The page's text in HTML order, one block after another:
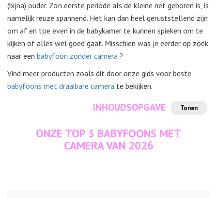
(bijna) ouder. Zo’n eerste periode als de kleine net geboren is, is
namelijk reuze spannend. Het kan dan heel geruststellend zijn
om af en toe even in de babykamer te kunnen spieken om te
kijken of alles wel goed gaat. Misschien was je eerder op zoek
naar een babyfoon zonder camera ?
Vind meer producten zoals dit door onze gids voor beste
babyfoons met draaibare camera te bekijken.
INHOUDSOPGAVE Tonen
ONZE TOP 5 BABYFOONS MET
CAMERA VAN 2026